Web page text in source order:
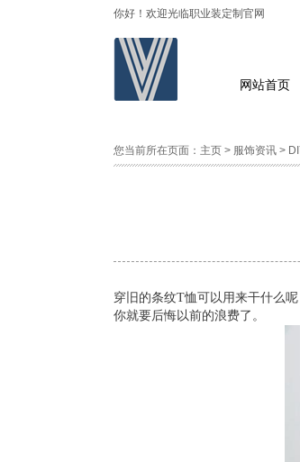
你好！欢迎光临职业装定制官网
网站首页
您当前所在页面： 主页> 服饰资讯>
穿旧的条纹T恤可以用来干什么
你就要后悔以前的浪费了。